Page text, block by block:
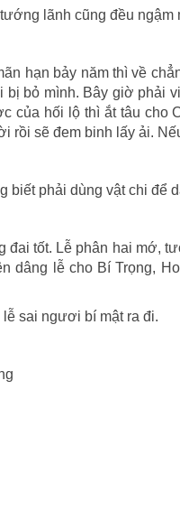
lãnh cũng đều ngậm
hạn bảy năm thì về
bỏ mình. Bây giờ phải
của hối lộ thì ắt tâu cho
rồi sẽ đem binh lấy ải.
biết phải dùng vật chi để
đai tốt. Lễ phân hai mớ,
dâng lễ cho Bí Trọng,
sai ngươi bí mật ra đi.